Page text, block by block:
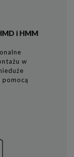
i HMM
w
pomocą